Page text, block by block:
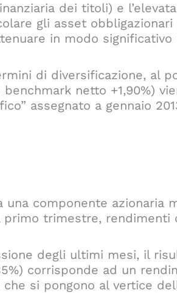
dei titoli) e
gli asset
in modo
di diversificazione, al
benchmark netto +1,90%)
assegnato a gennaio
componente azionaria
trimestre, rendimenti
degli ultimi mesi, il
corrisponde ad un
si pongono al vertice